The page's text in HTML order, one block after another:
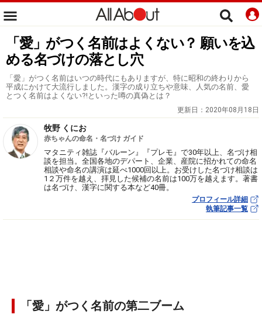
「愛」がつく名前はよくない？ 願いを込
める名づけの落とし穴
「愛」がつく名前はいつの時代にもありますが、特に昭和の終わりから
平成にかけて大流行しました。漢字の成り立ちや意味、人気の名前、愛
とつく名前はよくない?!といった噂の真偽とは？
更新日： 2020年08月18日
牧野 くにお
赤ちゃんの命名・名づけ ガイド
マタニティ雑誌『バルーン』『プレモ』で30年以上、名づけ相
談を担当。全国各地のデパート、企業、産院に招かれての命名
相談や命名の講演は延べ1000回以上。お受けした名づけ相談は
1２万件を越え、拝見した候補の名前は100万を越えます。著書
は名づけ、漢字に関する本など40冊。
プロフィール詳細
執筆記事一覧
「愛」がつく名前の第二ブーム